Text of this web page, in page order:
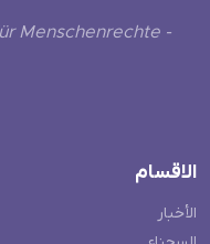
Menschenrechte -
الاقسام
الأخبار